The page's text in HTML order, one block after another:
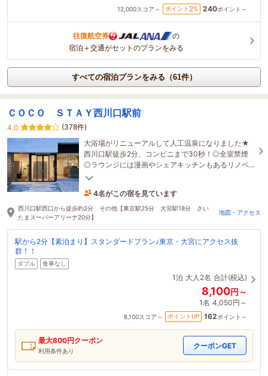
12,000スコア～ ポイント 2% 240ポイント～
往復航空券
の
宿泊＋交通がセットのプランをみる
すべての宿泊プランをみる（61件）
ＣＯＣＯ ＳＴＡＹ西川口駅前
4.0
(378件)
大浴場がリニューアルして人工温泉になりました★
西川口駅徒歩2分、コンビニまで30秒！◎全室禁煙
◎ラウンジには漫画やシェアキッチンもあるリノベ
ーションデザインホテル★
4名がこの宿を見ています
たった今予約されました
西川口駅西口から徒歩約2分 その他【東京駅25分 大宮駅18分 さい
たまスーパーアリーナ20分】
地図・アクセス
駅から2分【素泊まり】スタンダードプラン♪東京・大宮にアクセス抜
群！！
ダブル 食事なし
1泊 大人2名 合計(税込)
8,100円～
1名 4,050円～
8,100スコア～ ポイントUP 162ポイント～
最大800円クーポン
利用条件あり
クーポンGET